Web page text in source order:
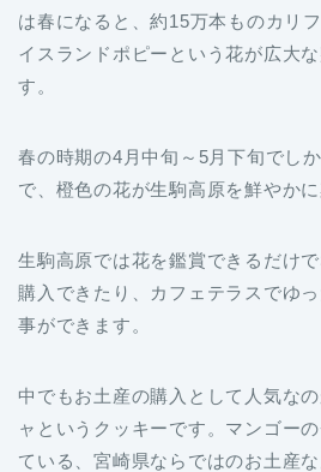
は春になると、約15万本ものカリ
イスランドポピーという花が広大
す。
春の時期の4月中旬～5月下旬でし
で、橙色の花が生駒高原を鮮やかに
生駒高原では花を鑑賞できるだけ
購入できたり、カフェテラスでゆ
事ができます。
中でもお土産の購入として人気な
ャというクッキーです。マンゴー
ている、宮崎県ならではのお土産な